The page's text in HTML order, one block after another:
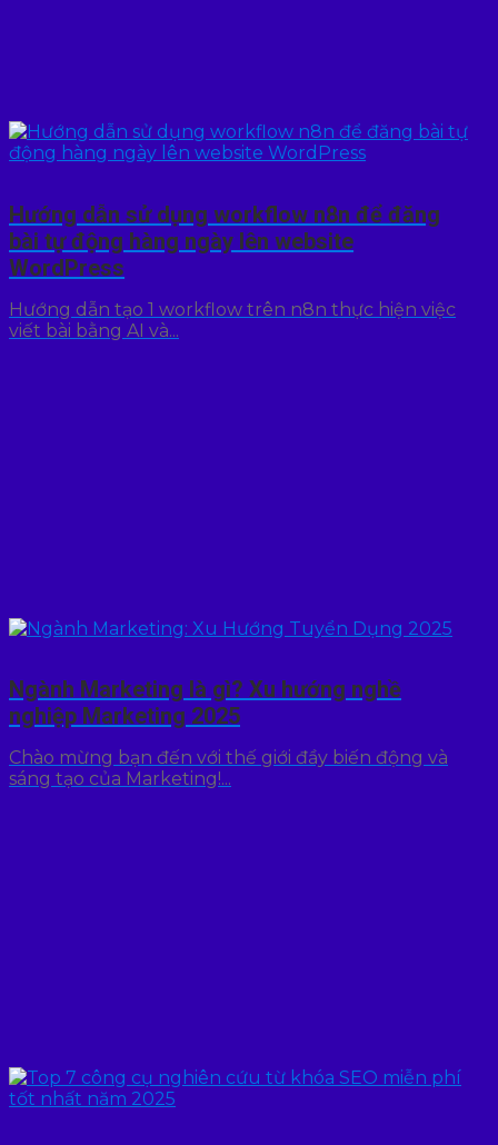
Hướng dẫn sử dụng workflow n8n để đăng
bài tự động hàng ngày lên website
WordPress
Hướng dẫn tạo 1 workflow trên n8n thực hiện việc
viết bài bằng AI và...
Ngành Marketing là gì? Xu hướng nghề
nghiệp Marketing 2025
Chào mừng bạn đến với thế giới đầy biến động và
sáng tạo của Marketing!...